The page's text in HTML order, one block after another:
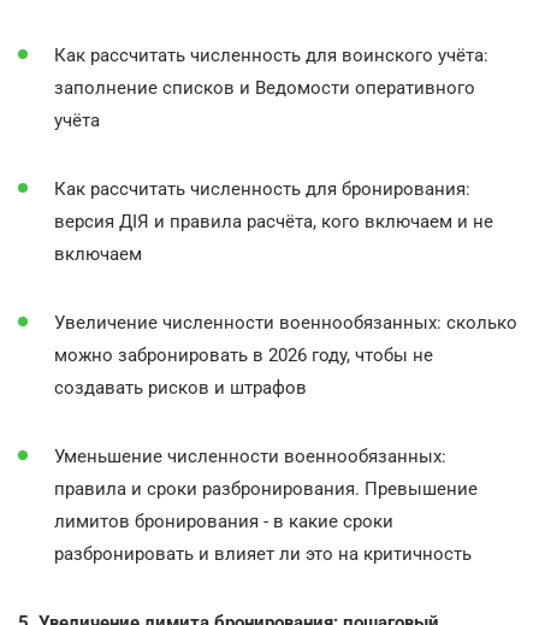
Как рассчитать численность для воинского учёта:
заполнение списков и Ведомости оперативного
учёта
Как рассчитать численность для бронирования:
версия ДІЯ и правила расчёта, кого включаем и не
включаем
Увеличение численности военнообязанных: сколько
можно забронировать в 2026 году, чтобы не
создавать рисков и штрафов
Уменьшение численности военнообязанных:
правила и сроки разбронирования. Превышение
лимитов бронирования - в какие сроки
разбронировать и влияет ли это на критичность